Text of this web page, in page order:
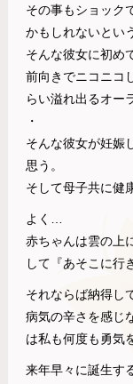
その事もショック
かもしれないとい
そんな彼女に初め
前向きでニコニコ
らい溢れ出るオー
・
そんな彼女が妊娠
思う。
そして母子共に健
よく…
赤ちゃんは雲の上
して『あそこに行
それならば納得し
病気の辛さを感じ
は私も何度も勇気
来年早々に誕生す